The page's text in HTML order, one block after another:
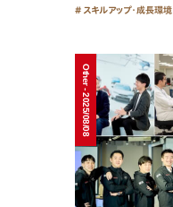
スキルアップ・成長環境
Other - 2025/08/08